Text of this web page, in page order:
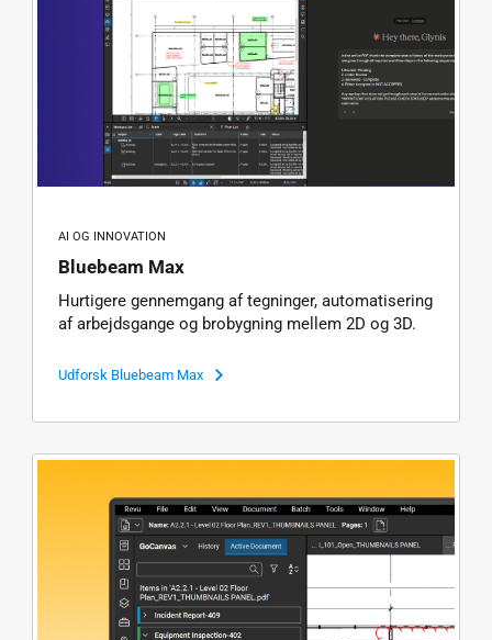
AI OG INNOVATION
Bluebeam Max
Hurtigere gennemgang af tegninger, automatisering
af arbejdsgange og brobygning mellem 2D og 3D.
Udforsk Bluebeam Max